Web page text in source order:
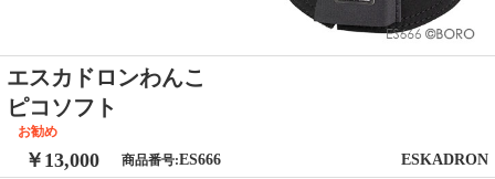
エスカドロンわんこ
ピコソフト
お勧め
￥13,000 商品番号:ES666 ESKADRON